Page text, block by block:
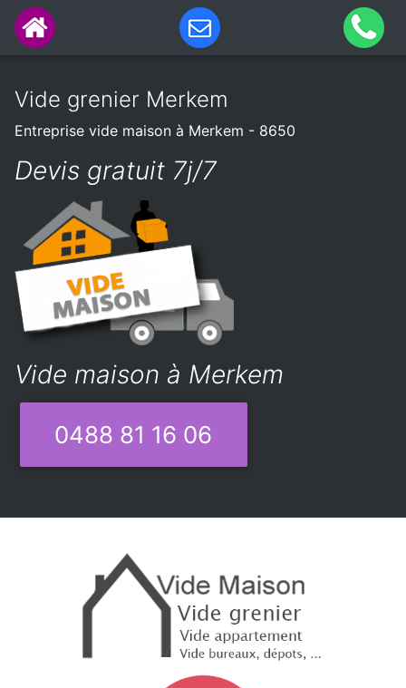
Vide grenier Merkem
Entreprise vide maison à Merkem - 8650
Devis gratuit 7j/7
Vide maison à Merkem
0488 81 16 06